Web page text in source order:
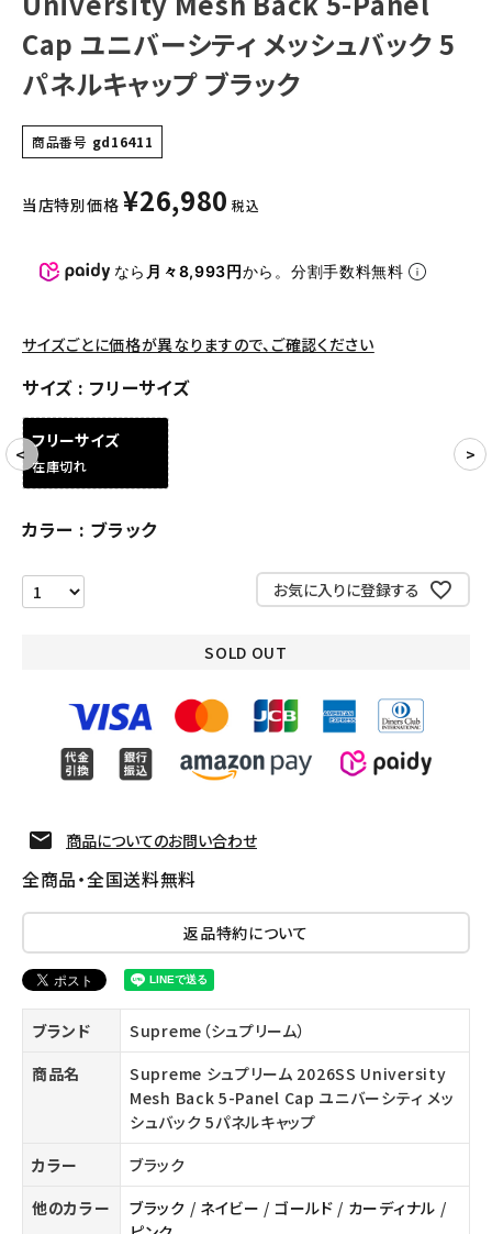
ニット帽・ビーニー
バックパック・リュック
その他バッグ類
スニーカー・ブーツ
パンツ・ショーツ
SEASON
CONTENTS
ACCOUNT MENU
Cap ユニバーシティ メッシュバック 5
パネルキャップ ブラック
商品番号 gd16411
当店特別価格 ¥26,980 税込
なら 月々8,993円から。分割手数料無料
サイズごとに価格が異なりますので、ご確認ください
サイズ フリーサイズ
フリーサイズ
在庫切れ
カラー ブラック
お気に入りに登録する
SOLD OUT
商品についてのお問い合わせ
全商品・全国送料無料
返品特約について
ブランド
Supreme（シュプリーム）
商品名
Supreme シュプリーム 2026SS University
Mesh Back 5-Panel Cap ユニバーシティ メッ
シュバック 5パネルキャップ
カラー
ブラック
他のカラー
ブラック / ネイビー / ゴールド / カーディナル /